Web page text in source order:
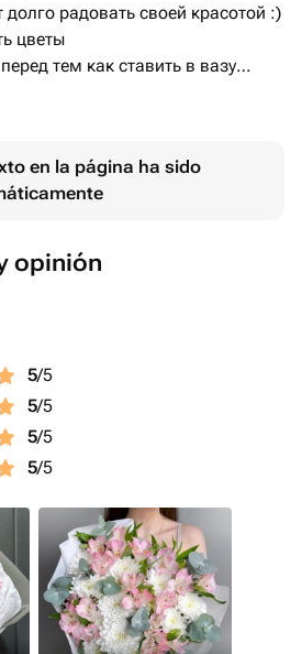
долго радовать своей красотой :)
цветы
тем как ставить в вазу
2-3 секунд поставьте в воду).
размеры букета и фото в
в карточке товара :)
en la página ha sido
opinión
5/5
5/5
5/5
5/5